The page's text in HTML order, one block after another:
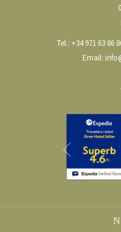
Tel.: +34 971 63 86
Email:
Zurück